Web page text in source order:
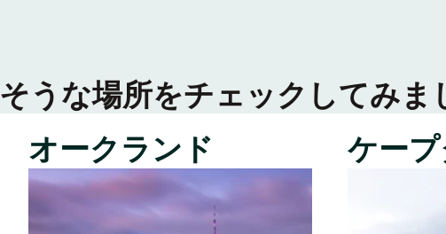
うな場所をチェックしてみま
オークランド
ケー